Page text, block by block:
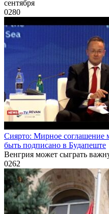
сентября
0280
Сиярто: Мирное соглашение
быть подписано в Будапеште
Венгрия может сыграть
0262